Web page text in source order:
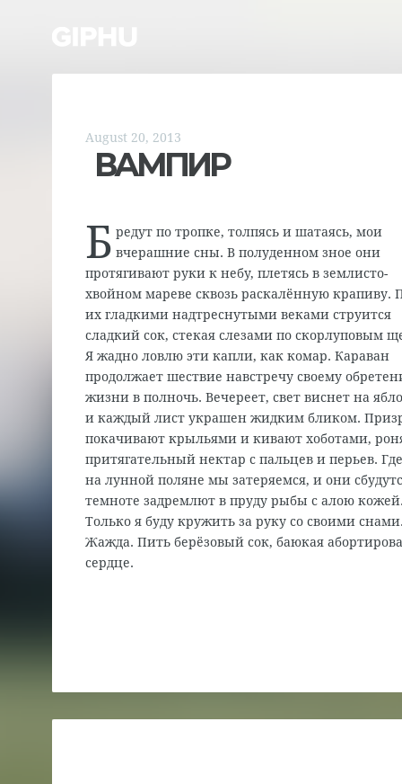
August 20, 2013
ВАМПИР
Б редут по тропке, толпясь и шатаясь, мои
вчерашние сны. В полуденном зное они
протягивают руки к небу, плетясь в землисто-
хвойном мареве сквозь раскалённую крапиву.
их гладкими надтреснутыми веками струится
сладкий сок, стекая слезами по скорлуповым
Я жадно ловлю эти капли, как комар. Караван
продолжает шествие навстречу своему
жизни в полночь. Вечереет, свет виснет на
и каждый лист украшен жидким бликом.
покачивают крыльями и кивают хоботами,
притягательный нектар с пальцев и перьев.
на лунной поляне мы затеряемся, и они
темноте задремлют в пруду рыбы с алою
Только я буду кружить за руку со своими
Жажда. Пить берёзовый сок, баюкая
сердце.